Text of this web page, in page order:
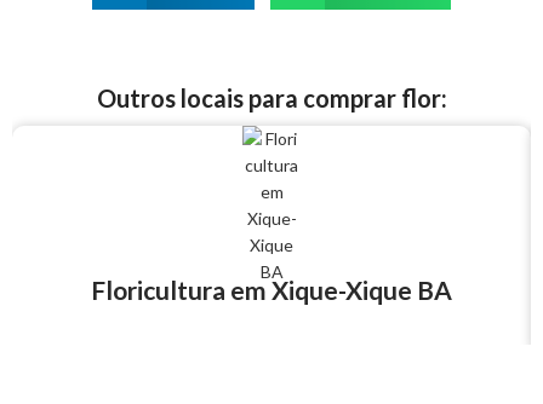
Outros locais para comprar flor:
Floricultura em Xique-Xique BA